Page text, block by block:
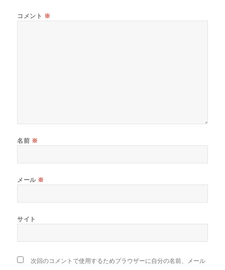
コメント ※
名前 ※
メール ※
サイト
次回のコメントで使用するためブラウザーに自分の名前、メール